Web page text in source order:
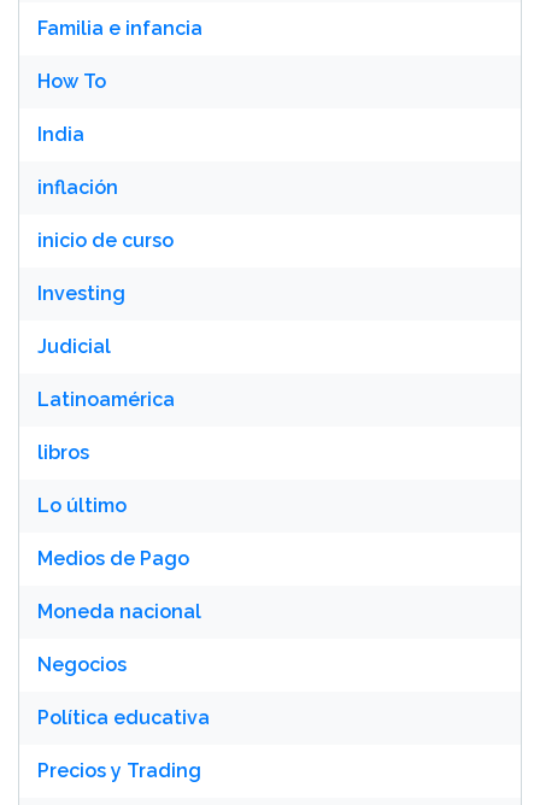
Familia e infancia
How To
India
inflación
inicio de curso
Investing
Judicial
Latinoamérica
libros
Lo último
Medios de Pago
Moneda nacional
Negocios
Política educativa
Precios y Trading